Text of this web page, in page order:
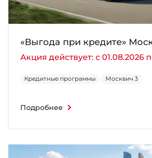
«Выгода при кредите»
Акция действует: с 01.08.2026
Кредитные программы Москвич 3
Подробнее